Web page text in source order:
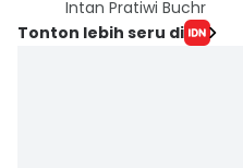
Intan Pratiwi Buchr
Tonton lebih seru di